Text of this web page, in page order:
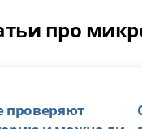
про
проверяют